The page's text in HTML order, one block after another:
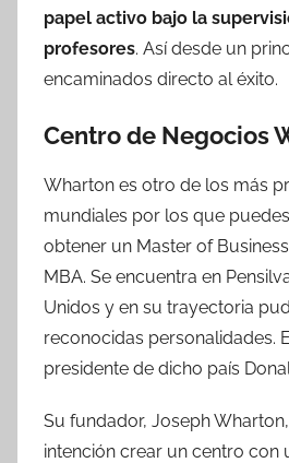
papel activo bajo la
profesores. Así desde un
encaminados directo al éxito.
Centro de Negocios
Wharton es otro de los más
mundiales por los que
obtener un Master of
MBA. Se encuentra en
Unidos y en su trayectoria
reconocidas personalidades.
presidente de dicho país
Su fundador, Joseph
intención crear un centro con